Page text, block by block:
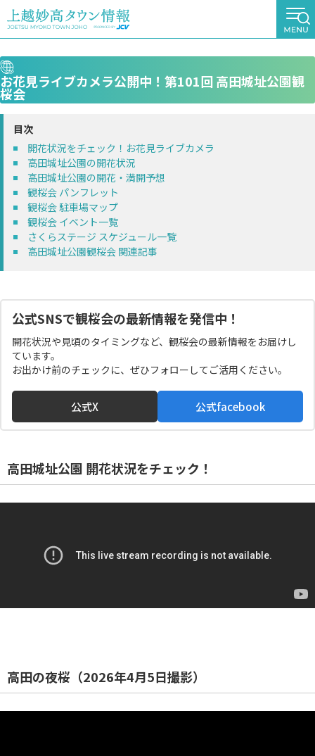
お花見ライブカメラ公開中！第101回 高田城址公園観
桜会
開花状況をチェック！お花見ライブカメラ
高田城址公園の開花状況
高田城址公園の開花・満開予想
観桜会 パンフレット
観桜会 駐車場マップ
観桜会 イベント一覧
さくらステージ スケジュール一覧
高田城址公園観桜会 関連記事
公式SNSで観桜会の最新情報を発信中！
開花状況や見頃のタイミングなど、観桜会の最新情報をお届けし
ています。
お出かけ前のチェックに、ぜひフォローしてご活用ください。
公式X 公式facebook
高田城址公園 開花状況をチェック！
高田の夜桜（2026年4月5日撮影）